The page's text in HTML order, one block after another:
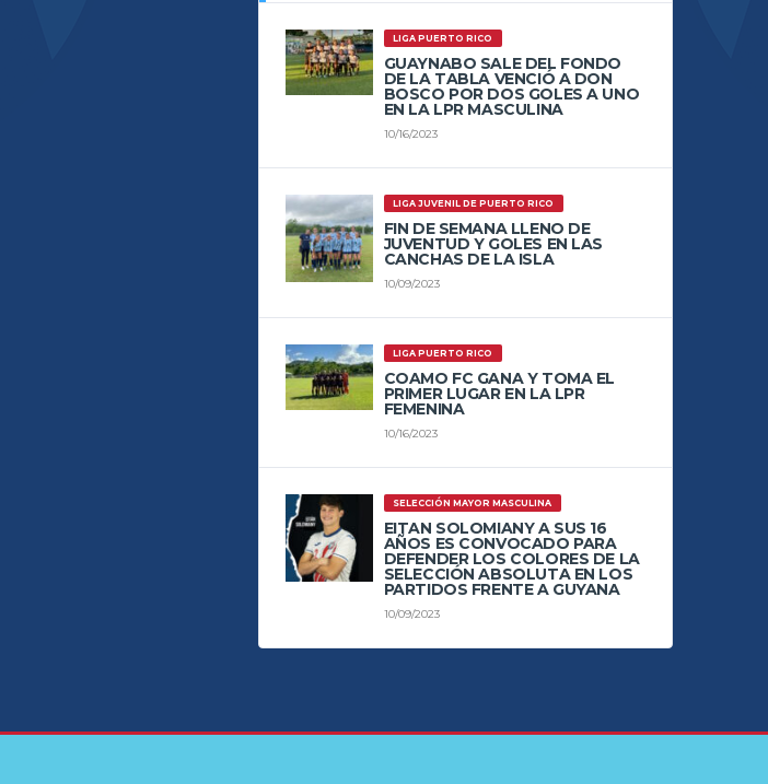
LIGA PUERTO RICO
GUAYNABO SALE DEL FONDO
DE LA TABLA VENCIÓ A DON
BOSCO POR DOS GOLES A UNO
EN LA LPR MASCULINA
10/16/2023
LIGA JUVENIL DE PUERTO RICO
FIN DE SEMANA LLENO DE
JUVENTUD Y GOLES EN LAS
CANCHAS DE LA ISLA
10/09/2023
LIGA PUERTO RICO
COAMO FC GANA Y TOMA EL
PRIMER LUGAR EN LA LPR
FEMENINA
10/16/2023
SELECCIÓN MAYOR MASCULINA
EITAN SOLOMIANY A SUS 16
AÑOS ES CONVOCADO PARA
DEFENDER LOS COLORES DE LA
SELECCIÓN ABSOLUTA EN LOS
PARTIDOS FRENTE A GUYANA
10/09/2023